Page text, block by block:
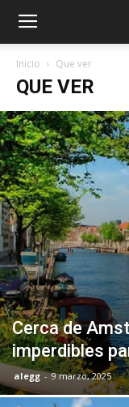
Inicio Que ver
QUE VER
Cerca de
imperdibles
alegg - 9 marzo, 2025